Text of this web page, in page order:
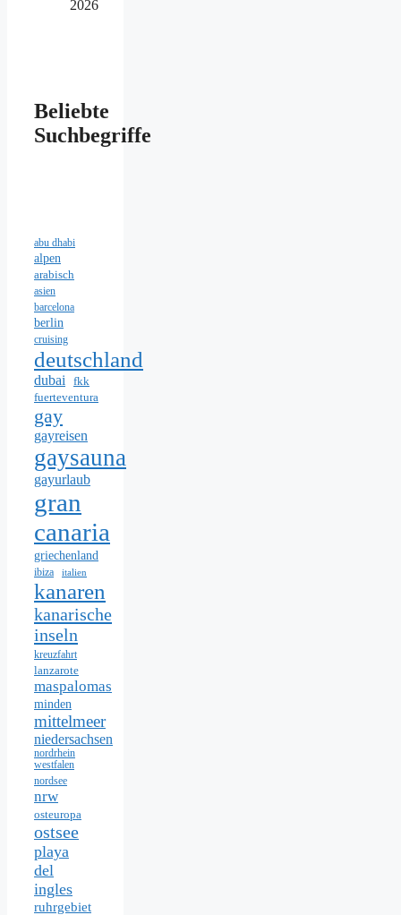
2026
Beliebte
Suchbegriffe
abu dhabi
alpen
arabisch
asien
barcelona
berlin
cruising
deutschland
dubai
fkk
fuerteventura
gay
gayreisen
gaysauna
gayurlaub
gran
canaria
griechenland
ibiza italien
kanaren
kanarische
inseln
kreuzfahrt
lanzarote
maspalomas
minden
mittelmeer
niedersachsen
nordrhein
westfalen
nordsee
nrw
osteuropa
ostsee
playa
del
ingles
ruhrgebiet